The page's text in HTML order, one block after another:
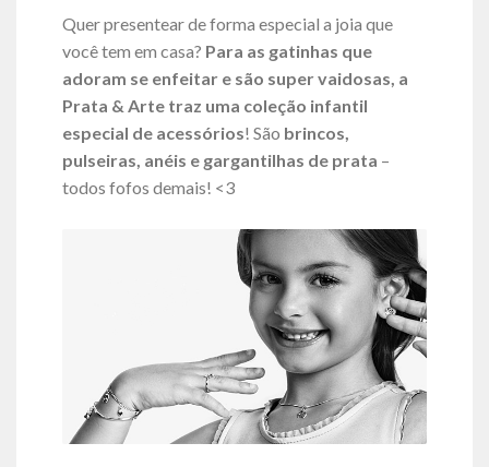
Quer presentear de forma especial a joia que
você tem em casa? Para as gatinhas que
adoram se enfeitar e são super vaidosas, a
Prata & Arte traz uma coleção infantil
especial de acessórios! São brincos,
pulseiras, anéis e gargantilhas de prata –
todos fofos demais! <3